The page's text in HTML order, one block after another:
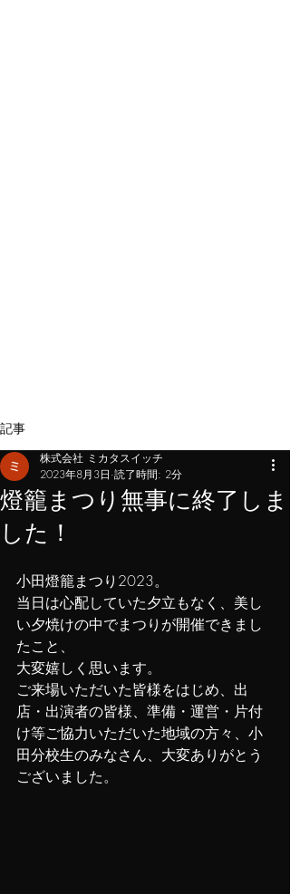
記事
燈籠まつり無事に終了しま
した！
株式会社 ミカタスイッチ
2023年8月3日 読了時間: 2分
小田燈籠まつり2023。
当日は心配していた夕立もなく、美し
い夕焼けの中でまつりが開催できまし
たこと、
大変嬉しく思います。
ご来場いただいた皆様をはじめ、出
店・出演者の皆様、準備・運営・片付
け等ご協力いただいた地域の方々、小
田分校生のみなさん、大変ありがとう
ございました。